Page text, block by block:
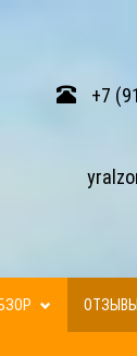
+7
ОТЗЫВЫ